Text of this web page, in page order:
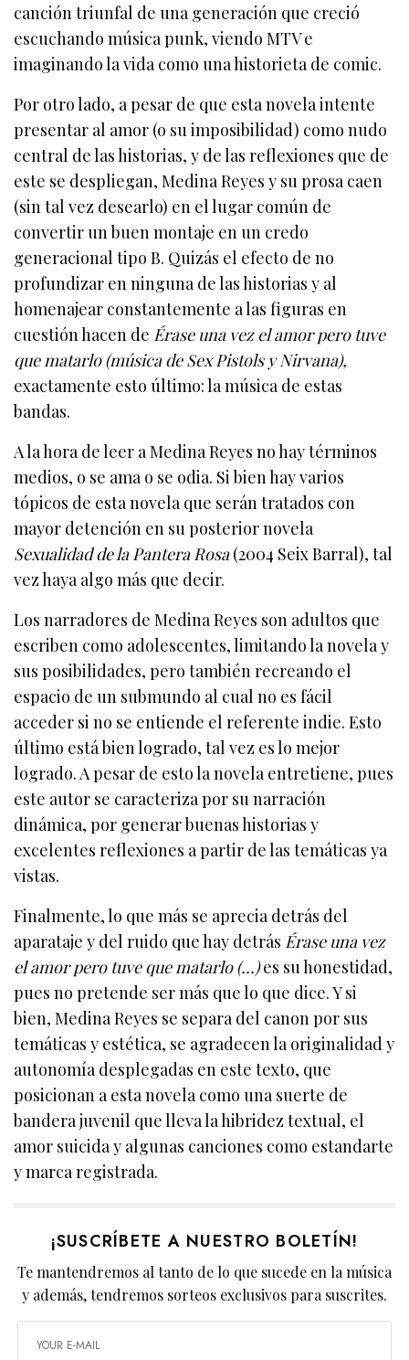
canción triunfal de una generación que creció
escuchando música punk, viendo MTV e
imaginando la vida como una historieta de comic.
Por otro lado, a pesar de que esta novela intente
presentar al amor (o su imposibilidad) como nudo
central de las historias, y de las reflexiones que de
este se despliegan, Medina Reyes y su prosa caen
(sin tal vez desearlo) en el lugar común de
convertir un buen montaje en un credo
generacional tipo B. Quizás el efecto de no
profundizar en ninguna de las historias y al
homenajear constantemente a las figuras en
cuestión hacen de Érase una vez el amor pero tuve
que matarlo (música de Sex Pistols y Nirvana),
exactamente esto último: la música de estas
bandas.
A la hora de leer a Medina Reyes no hay términos
medios, o se ama o se odia. Si bien hay varios
tópicos de esta novela que serán tratados con
mayor detención en su posterior novela
Sexualidad de la Pantera Rosa(2004 Seix Barral), tal
vez haya algo más que decir.
Los narradores de Medina Reyes son adultos que
escriben como adolescentes, limitando la novela y
sus posibilidades, pero también recreando el
espacio de un submundo al cual no es fácil
acceder si no se entiende el referente indie. Esto
último está bien logrado, tal vez es lo mejor
logrado. A pesar de esto la novela entretiene, pues
este autor se caracteriza por su narración
dinámica, por generar buenas historias y
excelentes reflexiones a partir de las temáticas ya
vistas.
Finalmente, lo que más se aprecia detrás del
aparataje y del ruido que hay detrás Érase una vez
el amor pero tuve que matarlo (…)es su honestidad,
pues no pretende ser más que lo que dice. Y si
bien, Medina Reyes se separa del canon por sus
temáticas y estética, se agradecen la originalidad y
autonomía desplegadas en este texto, que
posicionan a esta novela como una suerte de
bandera juvenil que lleva la hibridez textual, el
amor suicida y algunas canciones como estandarte
y marca registrada.
¡SUSCRÍBETE A NUESTRO BOLETÍN!
Te mantendremos al tanto de lo que sucede en la música
y además, tendremos sorteos exclusivos para suscrites.